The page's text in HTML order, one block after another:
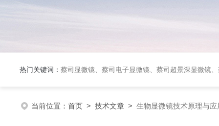
热门关键词： 蔡司显微镜、蔡司电子显微镜、蔡司超景深显微镜
当前位置： 首页 > 技术文章 > 生物显微镜技术原理与